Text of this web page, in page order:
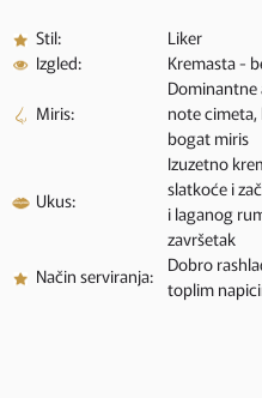
Stil:
Liker
Izgled:
Kremasta -
Miris:
Dominantne
note cimeta,
bogat miris
Ukus:
Izuzetno
slatkoće i
i laganog
završetak
Način serviranja:
Dobro
toplim